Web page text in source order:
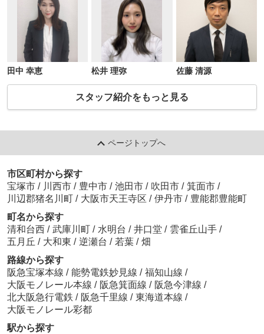
田中 幸恵 松井 理弥 佐藤 清源
スタッフ紹介をもっと見る
ページトップへ
市区町村から探す
宝塚市 / 川西市 / 豊中市 / 池田市 / 吹田市 / 箕面市 /
川辺郡猪名川町 / 大阪市天王寺区 / 伊丹市 / 豊能郡豊能町
町名から探す
清和台西 / 武庫川町 / 水明台 / 井口堂 / 雲雀丘山手 /
五月丘 / 大和東 / 逆瀬台 / 若葉 / 畑
路線から探す
阪急宝塚本線 / 能勢電鉄妙見線 / 福知山線 /
大阪モノレール本線 / 阪急箕面線 / 阪急今津線 /
北大阪急行電鉄 / 阪急千里線 / 東海道本線 /
大阪モノレール彩都
駅から探す